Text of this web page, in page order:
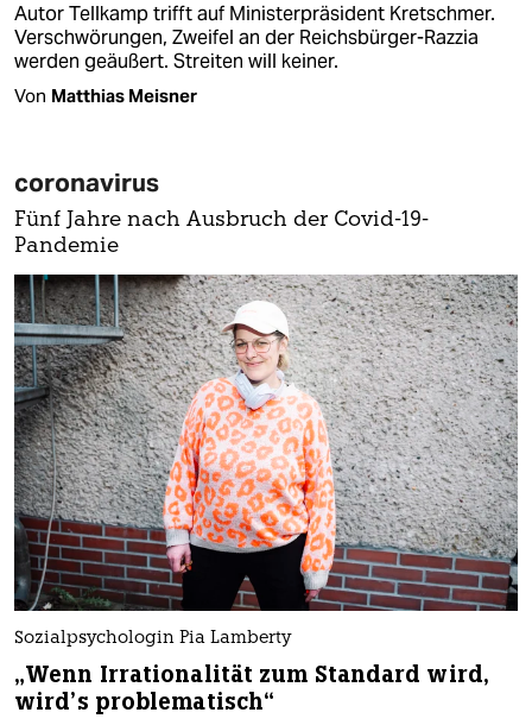
Autor Tellkamp trifft auf Ministerpräsident Kretschmer.
Verschwörungen, Zweifel an der Reichsbürger-Razzia
werden geäußert. Streiten will keiner.
Von Matthias Meisner
coronavirus
Fünf Jahre nach Ausbruch der Covid-19-
Pandemie
Sozialpsychologin Pia Lamberty
„Wenn Irrationalität zum Standard wird,
wird’s problematisch“